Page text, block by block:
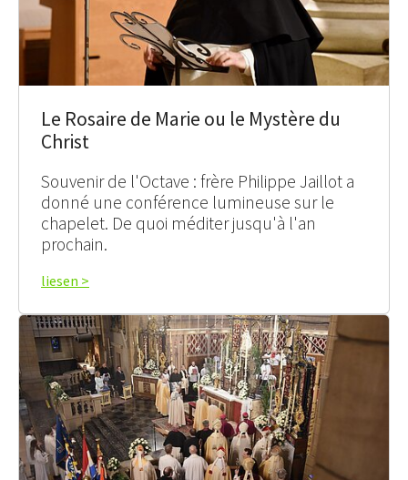
Le Rosaire de Marie ou le Mystère du
Christ
Souvenir de l'Octave : frère Philippe Jaillot a
donné une conférence lumineuse sur le
chapelet. De quoi méditer jusqu'à l'an
prochain.
liesen >